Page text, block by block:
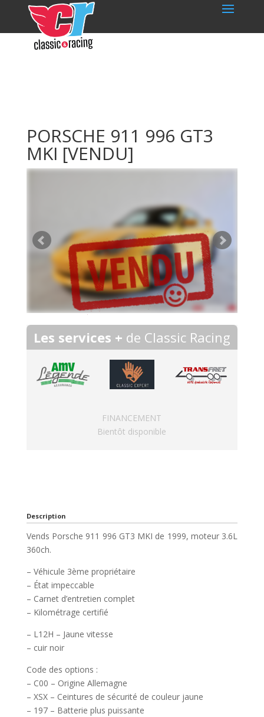
PORSCHE 911 996 GT3
MKI [VENDU]
Les services + de Classic Racing
FINANCEMENT
Bientôt disponible
Description
Vends Porsche 911 996 GT3 MKI de 1999, moteur 3.6L
360ch.
– Véhicule 3ème propriétaire
– État impeccable
– Carnet d’entretien complet
– Kilométrage certifié
– L12H – Jaune vitesse
– cuir noir
Code des options :
– C00 – Origine Allemagne
– XSX – Ceintures de sécurité de couleur jaune
– 197 – Batterie plus puissante